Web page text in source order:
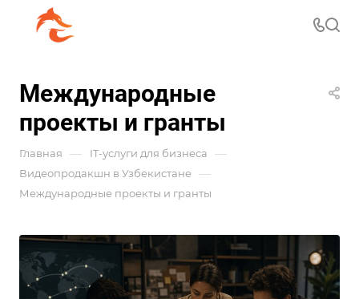
Международные
проекты и гранты
Главная — IT-услуги для бизнеса —
Видеопродакшн в Узбекистане —
Международные проекты и гранты